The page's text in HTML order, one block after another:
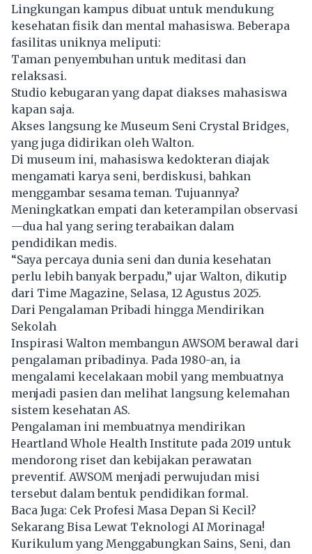
Lingkungan kampus dibuat untuk mendukung
kesehatan fisik dan mental mahasiswa. Beberapa
fasilitas uniknya meliputi:
Taman penyembuhan untuk meditasi dan
relaksasi.
Studio kebugaran yang dapat diakses mahasiswa
kapan saja.
Akses langsung ke Museum Seni Crystal Bridges,
yang juga didirikan oleh Walton.
Di museum ini, mahasiswa kedokteran diajak
mengamati karya seni, berdiskusi, bahkan
menggambar sesama teman. Tujuannya?
Meningkatkan empati dan keterampilan observasi
—dua hal yang sering terabaikan dalam
pendidikan medis.
“Saya percaya dunia seni dan dunia kesehatan
perlu lebih banyak berpadu,” ujar Walton, dikutip
dari Time Magazine, Selasa, 12 Agustus 2025.
Dari Pengalaman Pribadi hingga Mendirikan
Sekolah
Inspirasi Walton membangun AWSOM berawal dari
pengalaman pribadinya. Pada 1980-an, ia
mengalami kecelakaan mobil yang membuatnya
menjadi pasien dan melihat langsung kelemahan
sistem kesehatan AS.
Pengalaman ini membuatnya mendirikan
Heartland Whole Health Institute pada 2019 untuk
mendorong riset dan kebijakan perawatan
preventif. AWSOM menjadi perwujudan misi
tersebut dalam bentuk pendidikan formal.
Baca Juga: Cek Profesi Masa Depan Si Kecil?
Sekarang Bisa Lewat Teknologi AI Morinaga!
Kurikulum yang Menggabungkan Sains, Seni, dan